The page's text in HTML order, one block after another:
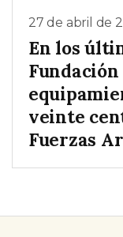
27 de abril de
En los
veinte
Fuerzas